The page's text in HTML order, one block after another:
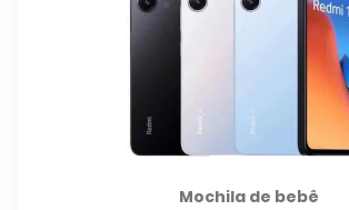
Mochila de bebê